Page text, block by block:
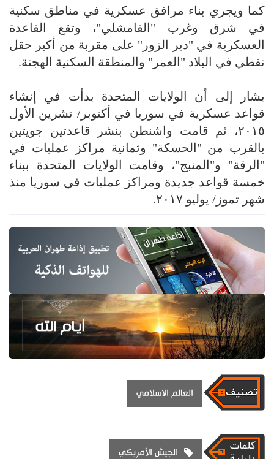
كما ويجري بناء مرافق عسكرية في مناطق سكنية
في شرق وغرب "القامشلي"، وتقع القاعدة
العسكرية في "دير الزور" على مقربة من أكبر حقل
نفطي في البلاد "العمر" والمنطقة السكنية الهجنة.
يشار إلى أن الولايات المتحدة بدأت في إنشاء
قواعد عسكرية في سوريا في أكتوبر/ تشرين الأول
۲۰۱٥، ثم قامت واشنطن بنشر قاعدتين جويتين
بالقرب من "الحسكة" وثمانية مراكز عمليات في
"الرقة" و"المنبج"، وقامت الولايات المتحدة ببناء
خمسة قواعد جديدة ومراكز عمليات في سوريا منذ
شهر تموز/ يوليو ۲۰۱۷.
العالم الاسلامي
الجيش الأمريكي